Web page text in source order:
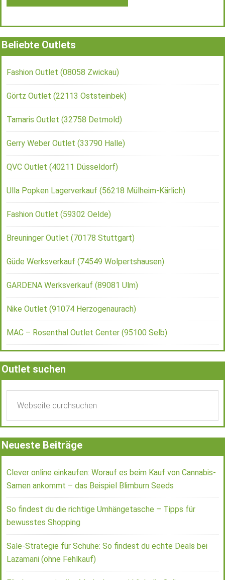
Beliebte Outlets
Fashion Outlet (08058 Zwickau)
Görtz Outlet (22113 Oststeinbek)
Tamaris Outlet (32758 Detmold)
Gerry Weber Outlet (33790 Halle)
QVC Outlet (40211 Düsseldorf)
Ulla Popken Lagerverkauf (56218 Mülheim-Kärlich)
Fashion Outlet (59302 Oelde)
Breuninger Outlet (70178 Stuttgart)
Güde Werksverkauf (74549 Wolpertshausen)
GARDENA Werksverkauf (89081 Ulm)
Nike Outlet (91074 Herzogenaurach)
MAC – Rosenthal Outlet Center (95100 Selb)
Outlet suchen
Neueste Beiträge
Clever online einkaufen: Worauf es beim Kauf von Cannabis-
Samen ankommt – das Beispiel Blimburn Seeds
So findest du die richtige Umhängetasche – Tipps für
bewusstes Shopping
Sale-Strategie für Schuhe: So findest du echte Deals bei
Lazamani (ohne Fehlkauf)